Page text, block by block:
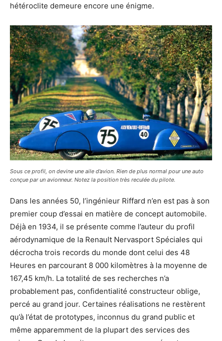
hétéroclite demeure encore une énigme.
Sous ce profil, on devine une aile d’avion. Rien de plus normal pour une auto
conçue par un avionneur. Notez la position très reculée du pilote.
Dans les années 50, l’ingénieur Riffard n’en est pas à son
premier coup d’essai en matière de concept automobile.
Déjà en 1934, il se présente comme l’auteur du profil
aérodynamique de la Renault Nervasport Spéciales qui
décrocha trois records du monde dont celui des 48
Heures en parcourant 8 000 kilomètres à la moyenne de
167,45 km/h. La totalité de ses recherches n’a
probablement pas, confidentialité constructeur oblige,
percé au grand jour. Certaines réalisations ne restèrent
qu’à l’état de prototypes, inconnus du grand public et
même apparemment de la plupart des services des